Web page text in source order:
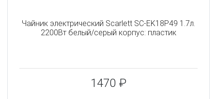
Чайник электрический Scarlett SC-EK18P49 1.7л.
2200Вт белый/серый корпус: пластик
1470 ₽